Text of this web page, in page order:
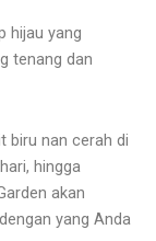
hijau yang
tenang dan
biru nan cerah di
hingga
akan
yang Anda